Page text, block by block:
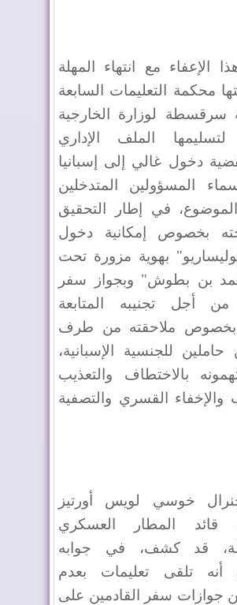
الإعفاء مع انتهاء المهلة
محكمة التعليمات السابعة
سرقسطة لوزارة الخارجية
لتسليمها الملف الإداري
دخول غالي إلى إسبانيا
المسؤولين المتدخلين
في إطار التحقيق
بخصوص إمكانية دخول
بهوية مزورة تحت
بن بطوش" وبجواز سفر
من أجل تجنيبه المتابعة
بخصوص ملاحقته من طرف
حاملين للجنسية الإسبانية،
بالاختطاف والتعذيب
والإخفاء القسري والتصفية
خوسي لويس أورتيز
قائد المطار العسكري
قد كشف، في جوابه
أنه تلقى تعليمات بعدم
جوازات سفر القادمين على